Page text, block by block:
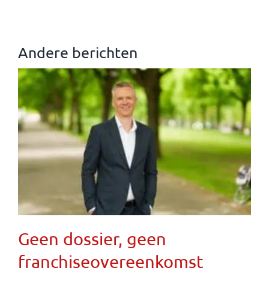
Andere berichten
Geen dossier, geen
franchiseovereenkomst